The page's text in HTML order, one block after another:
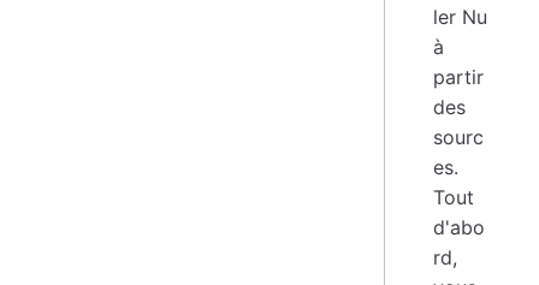
ler Nu
à
partir
des
sourc
es.
Tout
d'abo
rd,